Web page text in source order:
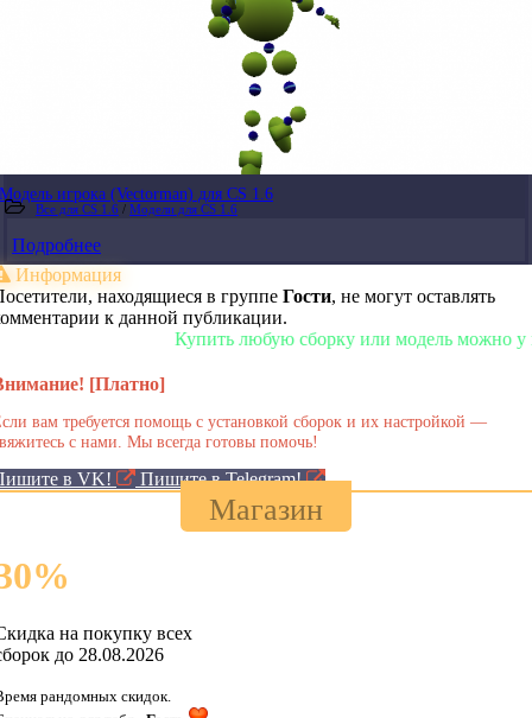
Модель игрока (Vectorman) для CS 1.6
Все для CS 1.6 / Модели для CS 1.6
Подробнее
Информация
находящиеся в группе Гости, не могут оставлять
к данной публикации.
Купить любую сборку или модель можно у нас
[Платно]
вам требуется помощь с установкой сборок и их настройкой —
с нами. Мы всегда готовы помочь!
в VK! Пишите в Telegram!
Магазин
%
на покупку всех
до 28.08.2026
рандомных скидок.